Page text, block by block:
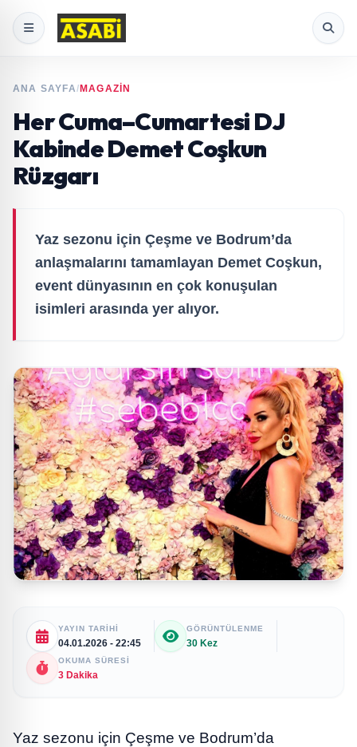
ANA SAYFA/ MAGAZİN
Her Cuma–Cumartesi DJ
Kabinde Demet Coşkun
Rüzgarı
Yaz sezonu için Çeşme ve Bodrum’da
anlaşmalarını tamamlayan Demet Coşkun,
event dünyasının en çok konuşulan
isimleri arasında yer alıyor.
YAYIN TARIHI
04.01.2026 - 22:45
GÖRÜNTÜLENME
30 Kez
OKUMA SÜRESI
3 Dakika
Yaz sezonu için Çeşme ve Bodrum’da